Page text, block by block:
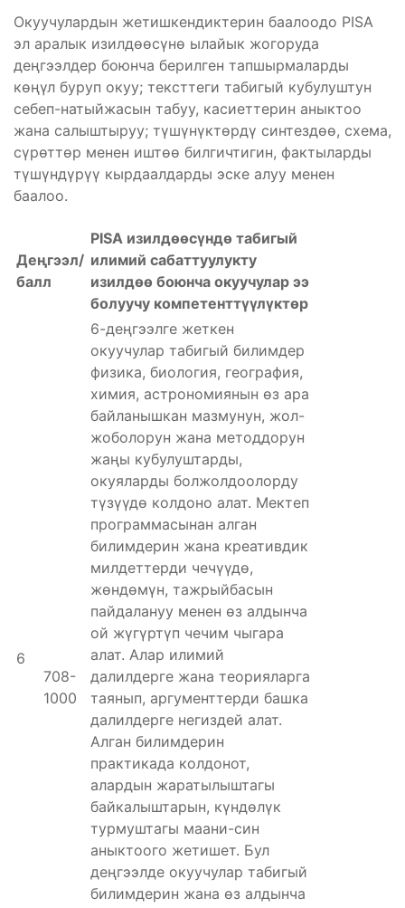
Окуучулардын жетишкендиктерин баалоодо PISA
эл аралык изилдөөсүнө ылайык жогоруда
деңгээлдер боюнча берилген тапшырмаларды
көңүл буруп окуу; тексттеги табигый кубулуштун
себеп-натыйжасын табуу, касиеттерин аныктоо
жана салыштыруу; түшүнүктөрдү синтездөө, схема,
сүрөттөр менен иштөө билгичтигин, фактыларды
түшүндүрүү кырдаалдарды эске алуу менен
баалоо.
Деңгээл/
балл
PISA изилдөөсүндө табигый
илимий сабаттуулукту
изилдөө боюнча окуучулар ээ
болуучу компетенттүүлүктөр
6
708-
1000
6-деңгээлге жеткен
окуучулар табигый билимдер
физика, биология, география,
химия, астрономиянын өз ара
байланышкан мазмунун, жол-
жоболорун жана методдорун
жаңы кубулуштарды,
окуяларды болжолдоолорду
түзүүдө колдоно алат. Мектеп
программасынан алган
билимдерин жана креативдик
милдеттерди чечүүдө,
жөндөмүн, тажрыйбасын
пайдалануу менен өз алдынча
ой жүгүртүп чечим чыгара
алат. Алар илимий
далилдерге жана теорияларга
таянып, аргументтерди башка
далилдерге негиздей алат.
Алган билимдерин
практикада колдонот,
алардын жаратылыштагы
байкалыштарын, күндөлүк
турмуштагы маани-син
аныктоого жетишет. Бул
деңгээлде окуучулар табигый
билимдерин жана өз алдынча